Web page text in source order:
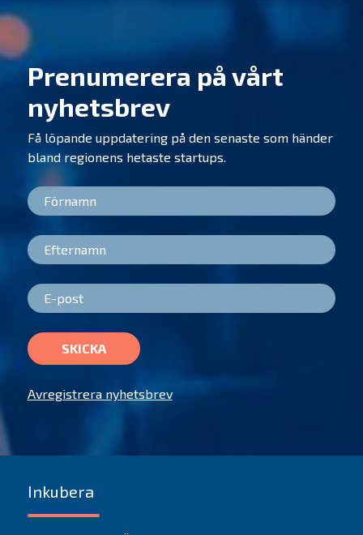
Prenumerera på vårt
nyhetsbrev
Få löpande uppdatering på den senaste som händer
bland regionens hetaste startups.
SKICKA
Avregistrera nyhetsbrev
Inkubera